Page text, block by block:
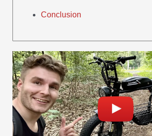
Conclusion